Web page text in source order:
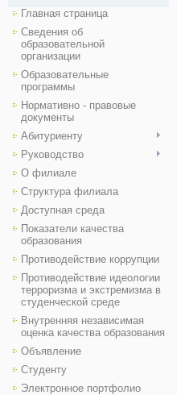
Главная страница
Сведения об
образовательной
организации
Образовательные
программы
Нормативно - правовые
документы
Абитуриенту
Руководство
О филиале
Структура филиала
Доступная среда
Показатели качества
образования
Противодействие коррупции
Противодействие идеологии
терроризма и экстремизма в
студенческой среде
Внутренняя независимая
оценка качества образования
Объявление
Студенту
Электронное портфолио